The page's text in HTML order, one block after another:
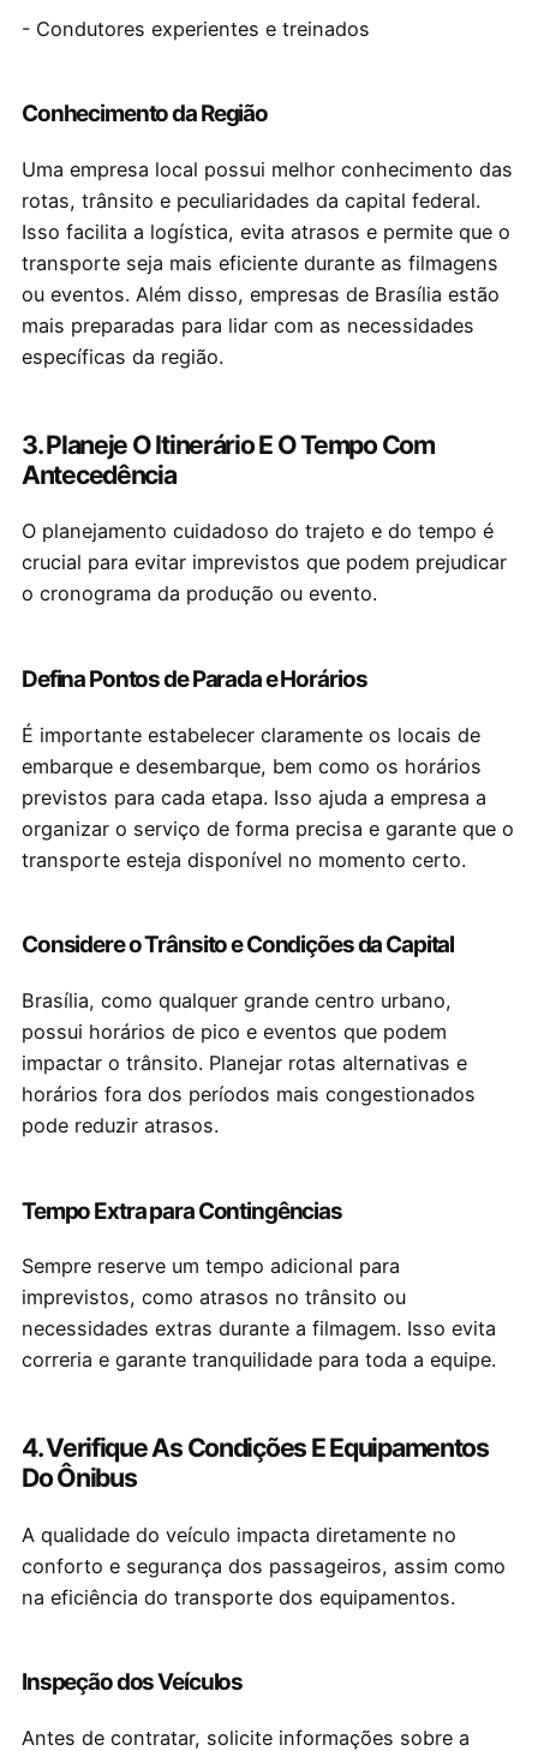
- Condutores experientes e treinados
Conhecimento da Região
Uma empresa local possui melhor conhecimento das
rotas, trânsito e peculiaridades da capital federal.
Isso facilita a logística, evita atrasos e permite que o
transporte seja mais eficiente durante as filmagens
ou eventos. Além disso, empresas de Brasília estão
mais preparadas para lidar com as necessidades
específicas da região.
3. Planeje O Itinerário E O Tempo Com
Antecedência
O planejamento cuidadoso do trajeto e do tempo é
crucial para evitar imprevistos que podem prejudicar
o cronograma da produção ou evento.
Defina Pontos de Parada e Horários
É importante estabelecer claramente os locais de
embarque e desembarque, bem como os horários
previstos para cada etapa. Isso ajuda a empresa a
organizar o serviço de forma precisa e garante que o
transporte esteja disponível no momento certo.
Considere o Trânsito e Condições da Capital
Brasília, como qualquer grande centro urbano,
possui horários de pico e eventos que podem
impactar o trânsito. Planejar rotas alternativas e
horários fora dos períodos mais congestionados
pode reduzir atrasos.
Tempo Extra para Contingências
Sempre reserve um tempo adicional para
imprevistos, como atrasos no trânsito ou
necessidades extras durante a filmagem. Isso evita
correria e garante tranquilidade para toda a equipe.
4. Verifique As Condições E Equipamentos
Do Ônibus
A qualidade do veículo impacta diretamente no
conforto e segurança dos passageiros, assim como
na eficiência do transporte dos equipamentos.
Inspeção dos Veículos
Antes de contratar, solicite informações sobre a